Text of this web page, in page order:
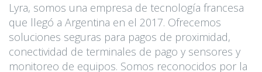
Lyra, somos una empresa de tecnología francesa
que llegó a Argentina en el 2017. Ofrecemos
soluciones seguras para pagos de proximidad,
conectividad de terminales de pago y sensores y
monitoreo de equipos. Somos reconocidos por la